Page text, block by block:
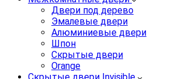
Двери под дерево
Эмалевые двери
Алюминиевые двери
Шпон
Скрытые двери
Orange
Скрытые двери Invisible